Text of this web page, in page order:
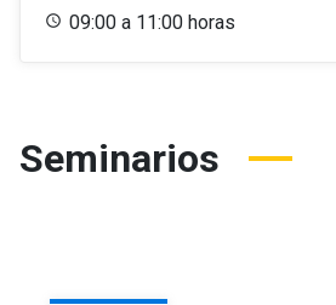
09:00 a 11:00 horas
Seminarios